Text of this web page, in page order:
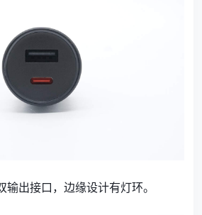
输出接口，边缘设计有灯环。